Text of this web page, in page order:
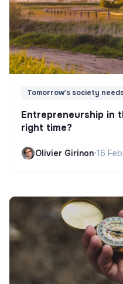
Tomorrow's society
Entrepreneurship in
right time?
Olivier Girinon•16